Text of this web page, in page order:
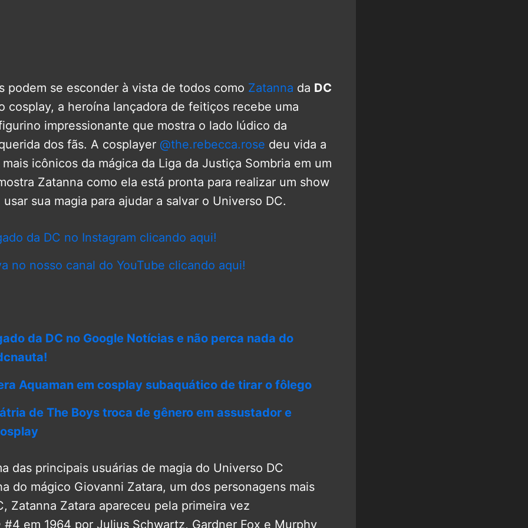
podem se esconder à vista de todos como Zatanna da DC
cosplay, a heroína lançadora de feitiços recebe uma
impressionante que mostra o lado lúdico da
dos fãs. A cosplayer @the.rebecca.rose deu vida a
icônicos da mágica da Liga da Justiça Sombria em um
Zatanna como ela está pronta para realizar um show
sua magia para ajudar a salvar o Universo DC.
da DC no Instagram clicando aqui!
no nosso canal do YouTube clicando aqui!
da DC no Google Notícias e não perca nada do
Aquaman em cosplay subaquático de tirar o fôlego
de The Boys troca de gênero em assustador e
das principais usuárias de magia do Universo DC
do mágico Giovanni Zatara, um dos personagens mais
Zatanna Zatara apareceu pela primeira vez
#4 em 1964 por Julius Schwartz, Gardner Fox e Murphy